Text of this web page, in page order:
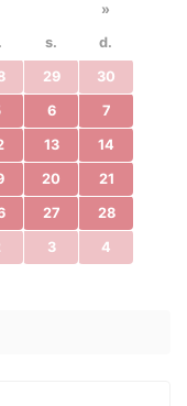
»
s.
d.
29 30
6 7
13 14
20 21
27 28
3 4